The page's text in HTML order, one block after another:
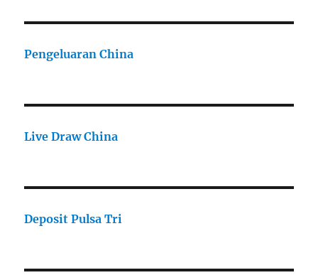
Pengeluaran China
Live Draw China
Deposit Pulsa Tri